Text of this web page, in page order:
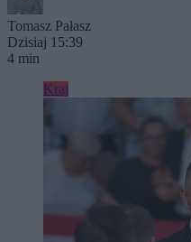
Tomasz Pałasz
Dzisiaj 15:39
4 min
Kraj